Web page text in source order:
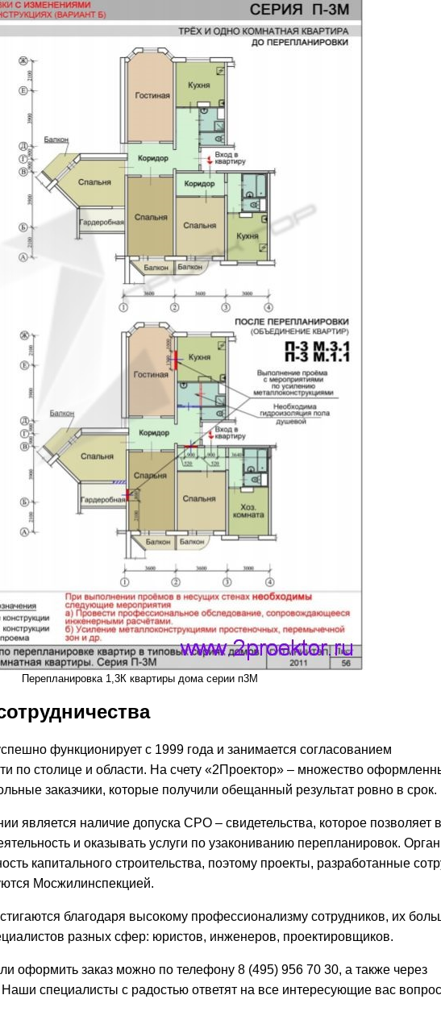
Перепланировка 1,3К квартиры дома серии п3М
функционирует с 1999 года и занимается согласованием
по столице и области. На счету «2Проектор» – множество
заказчики, которые получили обещанный результат ровно в срок.
является наличие допуска СРО – свидетельства, которое позволяет
и оказывать услуги по узакониванию перепланировок.
капитального строительства, поэтому проекты, разработанные
Мосжилинспекцией.
благодаря высокому профессионализму сотрудников, их
разных сфер: юристов, инженеров, проектировщиков.
оформить заказ можно по телефону 8 (495) 956 70 30, а также через
Наши специалисты с радостью ответят на все интересующие вас